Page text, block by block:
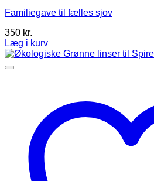
Familiegave til fælles sjov
350 kr.
Læg i kurv